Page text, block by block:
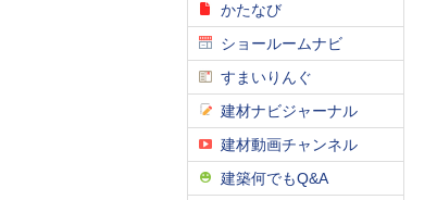
かたなび
ショールームナビ
すまいりんぐ
建材ナビジャーナル
建材動画チャンネル
建築何でもQ&A